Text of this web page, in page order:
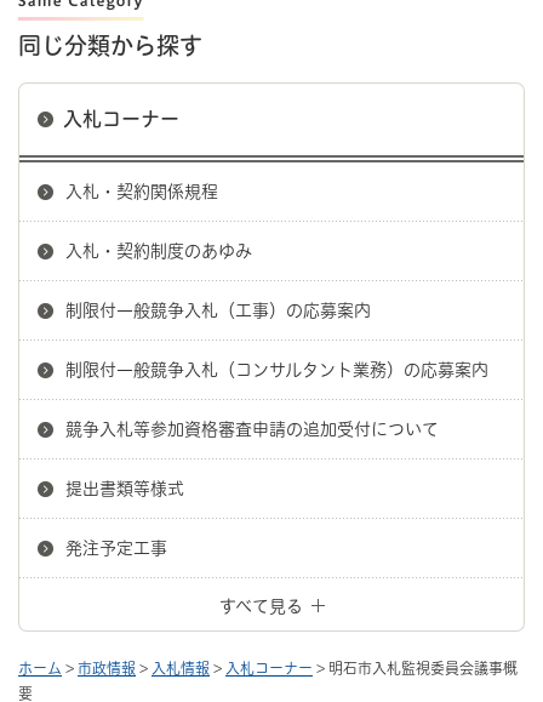
同じ分類から探す
入札コーナー
入札・契約関係規程
入札・契約制度のあゆみ
制限付一般競争入札（工事）の応募案内
制限付一般競争入札（コンサルタント業務）の応募案内
競争入札等参加資格審査申請の追加受付について
提出書類等様式
発注予定工事
すべて見る
ホーム > 市政情報 > 入札情報 > 入札コーナー > 明石市入札監視委員会議事概
要